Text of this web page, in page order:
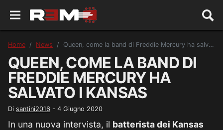
Home News Queen, come la band di Freddie Mercury ha salvato i Kansas
QUEEN, COME LA BAND DI
FREDDIE MERCURY HA
SALVATO I KANSAS
Di santini2016 - 4 Giugno 2020
In una nuova intervista, il batterista dei Kansas